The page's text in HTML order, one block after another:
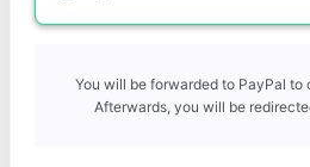
You will be forwarded to PayPal to
Afterwards, you will be